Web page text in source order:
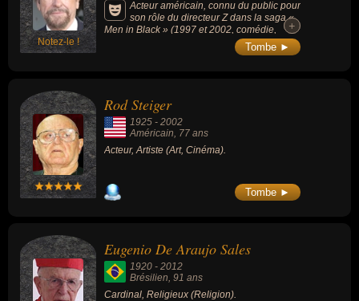
Notez-le !
Acteur américain, connu du public pour
son rôle du directeur Z dans la saga «
Men in Black » (1997 et 2002, comédie,
science fiction, avec Tommy Lee Jones et
Will Smith), et son rôle dans le film « Marjorie
+
+
Tombe ►
Rod Steiger
1925 - 2002
Américain, 77 ans
Acteur, Artiste (Art, Cinéma).
Tombe ►
Eugenio De Araujo Sales
1920 - 2012
Brésilien, 91 ans
Cardinal, Religieux (Religion).